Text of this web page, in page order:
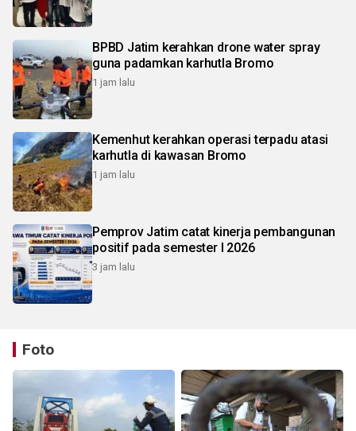
BPBD Jatim kerahkan drone water spray
guna padamkan karhutla Bromo
1 jam lalu
Kemenhut kerahkan operasi terpadu atasi
karhutla di kawasan Bromo
1 jam lalu
Pemprov Jatim catat kinerja pembangunan
positif pada semester I 2026
3 jam lalu
Foto